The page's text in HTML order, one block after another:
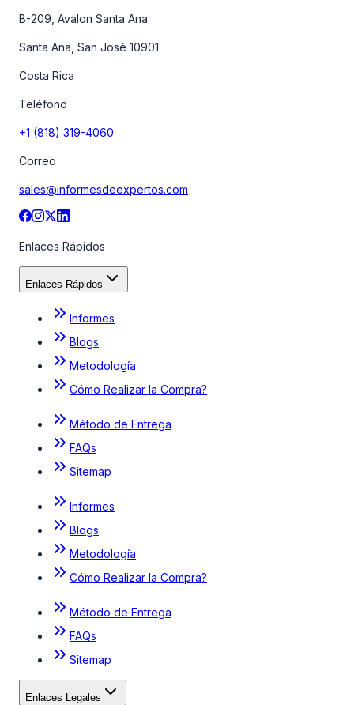
B-209, Avalon Santa Ana
Santa Ana, San José 10901
Costa Rica
Teléfono
+1 (818) 319-4060
Correo
sales@informesdeexpertos.com
Enlaces Rápidos
Enlaces Rápidos
Informes
Blogs
Metodología
Cómo Realizar la Compra?
Método de Entrega
FAQs
Sitemap
Informes
Blogs
Metodología
Cómo Realizar la Compra?
Método de Entrega
FAQs
Sitemap
Enlaces Legales